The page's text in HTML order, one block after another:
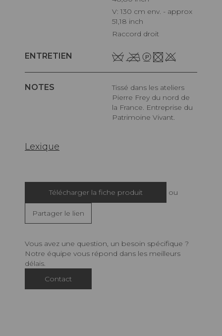
V: 130 cm env. - approx
51,18 inch
Raccord droit
ENTRETIEN
NOTES
Tissé dans les ateliers
Pierre Frey du nord de
la France. Entreprise du
Patrimoine Vivant.
Lexique
Télécharger la fiche produit ou
Partager le lien
Vous avez une question, un besoin spécifique ?
Notre équipe vous répond dans les meilleurs
délais.
Contact